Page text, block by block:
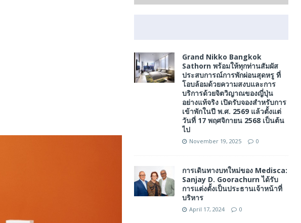
Grand Nikko Bangkok
Sathorn พร้อมให้ทุกท่านสัมผัส
ประสบการณ์การพักผ่อนสุดหรู ที่
โอบล้อมด้วยความสงบและการ
บริการด้วยจิตวิญาณของญี่ปุ่น
อย่างแท้จริง เปิดรับจองสำหรับการ
เข้าพักในปี พ.ศ. 2569 แล้วตั้งแต่
วันที่ 17 พฤศจิกายน 2568 เป็นต้น
ไป
November 19, 2025 0
การเดินทางบทใหม่ของ Medisca:
Sanjay D. Goorachurn ได้รับ
การแต่งตั้งเป็นประธานเจ้าหน้าที่
บริหาร
April 17, 2024 0